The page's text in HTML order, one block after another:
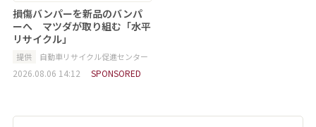
損傷バンパーを新品のバンパ
ーへ マツダが取り組む「水平
リサイクル」
提供 自動車リサイクル促進センター
2026.08.06 14:12 SPONSORED